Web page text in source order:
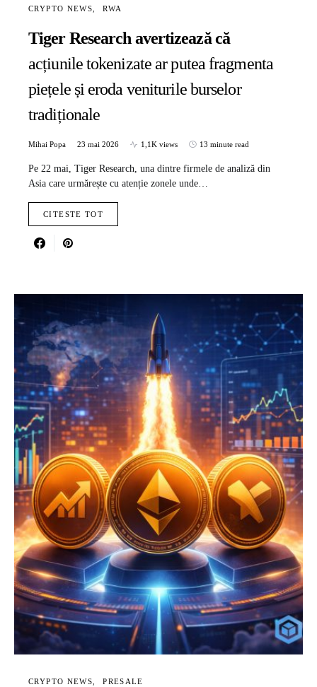
CRYPTO NEWS RWA
Tiger Research avertizează că
acțiunile tokenizate ar putea fragmenta
piețele și eroda veniturile burselor
tradiționale
Mihai Popa 23 mai 2026 1,1K views 13 minute read
Pe 22 mai, Tiger Research, una dintre firmele de analiză din
Asia care urmărește cu atenție zonele unde…
CITESTE TOT
CRYPTO NEWS PRESALE